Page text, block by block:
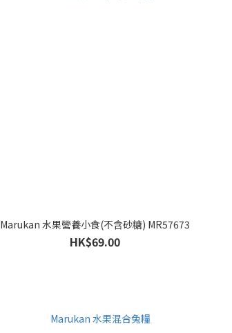
Marukan 水果營養小食(不含砂糖) MR57673
HK$69.00